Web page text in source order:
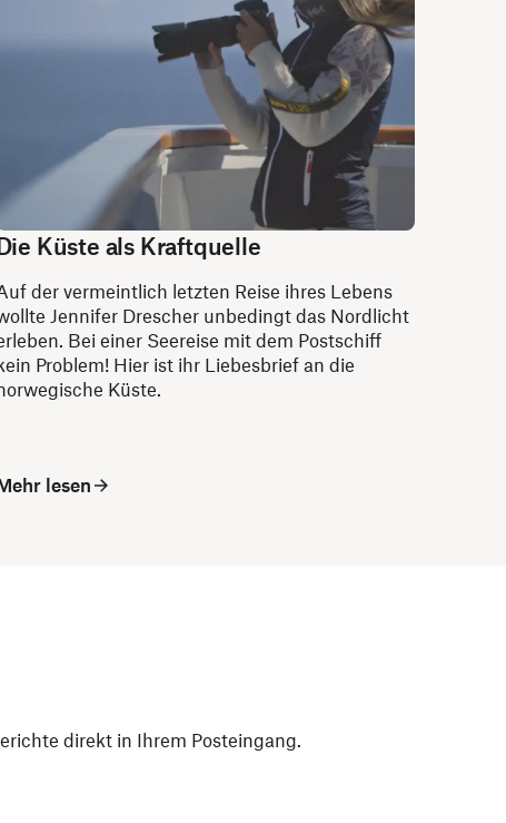
Küste als Kraftquelle
der vermeintlich letzten Reise ihres Lebens
Jennifer Drescher unbedingt das Nordlicht
Bei einer Seereise mit dem Postschiff
Problem! Hier ist ihr Liebesbrief an die
Küste.
lesen
direkt in Ihrem Posteingang.